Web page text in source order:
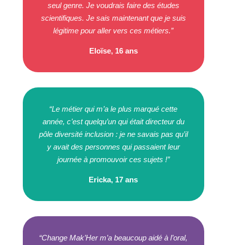
seul genre. Je voudrais faire des études
scientifiques. Je sais maintenant que je suis
légitime pour aller vers ces métiers.”
Eloïse, 16 ans
“Le métier qui m’a le plus marqué cette
année, c’est quelqu’un qui était directeur du
pôle diversité inclusion : je ne savais pas qu’il
y avait des personnes qui passaient leur
journée à promouvoir ces sujets !”
Ericka, 17 ans
“Change Mak’Her m’a beaucoup aidé à l’oral,